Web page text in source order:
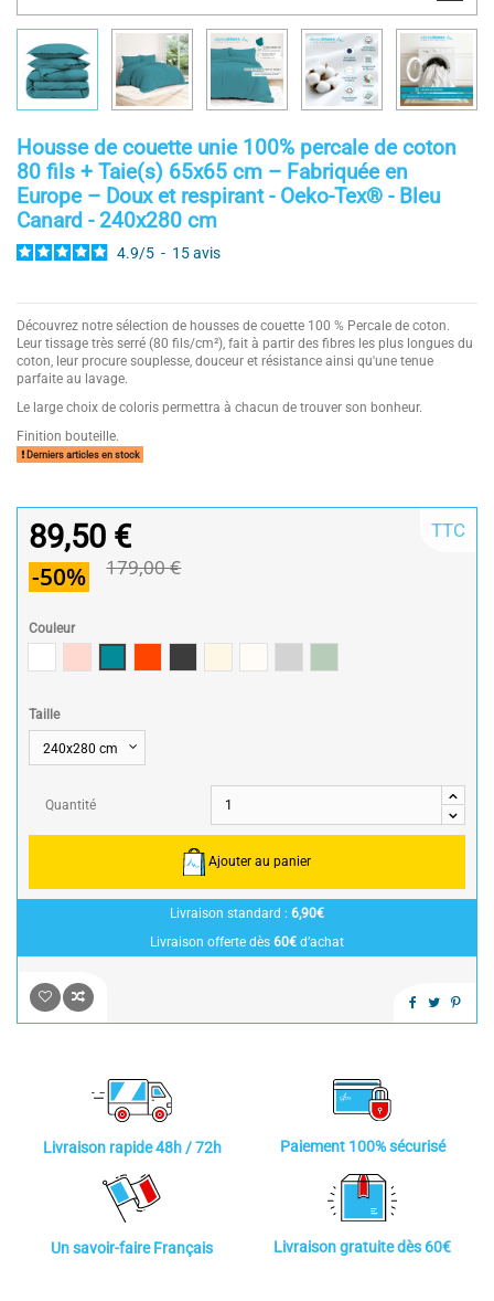
Housse de couette unie 100% percale de coton
80 fils + Taie(s) 65x65 cm – Fabriquée en
Europe – Doux et respirant - Oeko-Tex® - Bleu
Canard - 240x280 cm
4.9/5 - 15avis
Découvrez notre sélection de housses de couette 100 % Percale de coton.
Leur tissage très serré (80 fils/cm²), fait à partir des fibres les plus longues du
coton, leur procure souplesse, douceur et résistance ainsi qu'une tenue
parfaite au lavage.
Le large choix de coloris permettra à chacun de trouver son bonheur.
Finition bouteille.
Derniers articles en stock
89,50 €
-50% 179,00 €
TTC
Couleur
Taille
Quantité
Ajouter au panier
Livraison standard : 6,90€
Livraison offerte dès 60€ d’achat
Livraison rapide 48h / 72h Paiement 100% sécurisé
Un savoir-faire Français Livraison gratuite dès 60€